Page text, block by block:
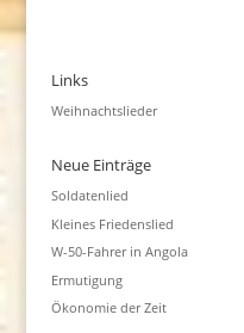
Links
Weihnachtslieder
Neue Einträge
Soldatenlied
Kleines Friedenslied
W-50-Fahrer in Angola
Ermutigung
Ökonomie der Zeit